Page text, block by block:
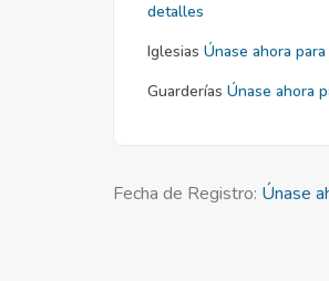
detalles
Iglesias Únase ahora
Guarderías Únase ahora
Fecha de Registro: Únase